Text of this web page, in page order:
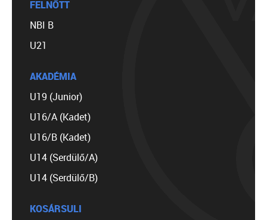
FELNŐTT
NBI B
U21
AKADÉMIA
U19 (Junior)
U16/A (Kadet)
U16/B (Kadet)
U14 (Serdülő/A)
U14 (Serdülő/B)
KOSÁRSULI